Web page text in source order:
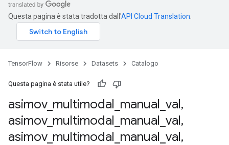
Questa pagina è stata tradotta dall'API Cloud Translation
TensorFlow Risorse Datasets Catalogo
Questa pagina è stata utile?
asimov_ multimodal manual val,
asimov_ multimodal manual val,
asimov_ multimodal manual val,